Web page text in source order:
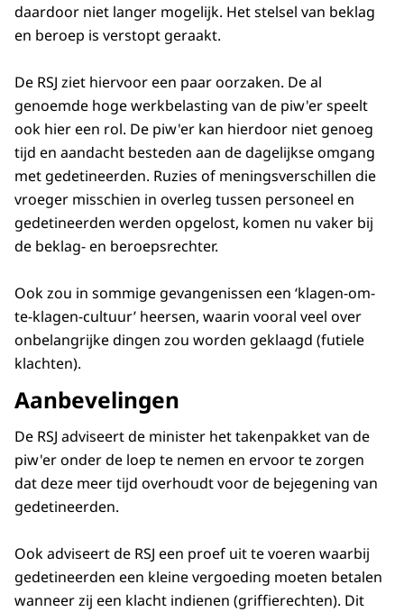
daardoor niet langer mogelijk. Het stelsel van beklag
en beroep is verstopt geraakt.
De RSJ ziet hiervoor een paar oorzaken. De al
genoemde hoge werkbelasting van de piw'er speelt
ook hier een rol. De piw'er kan hierdoor niet genoeg
tijd en aandacht besteden aan de dagelijkse omgang
met gedetineerden. Ruzies of meningsverschillen die
vroeger misschien in overleg tussen personeel en
gedetineerden werden opgelost, komen nu vaker bij
de beklag- en beroepsrechter.
Ook zou in sommige gevangenissen een ‘klagen-om-
te-klagen-cultuur’ heersen, waarin vooral veel over
onbelangrijke dingen zou worden geklaagd (futiele
klachten).
Aanbevelingen
De RSJ adviseert de minister het takenpakket van de
piw'er onder de loep te nemen en ervoor te zorgen
dat deze meer tijd overhoudt voor de bejegening van
gedetineerden.
Ook adviseert de RSJ een proef uit te voeren waarbij
gedetineerden een kleine vergoeding moeten betalen
wanneer zij een klacht indienen (griffierechten). Dit